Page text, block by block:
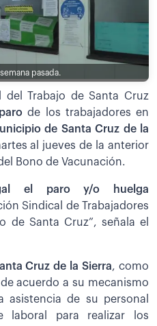
pasada.
del Trabajo de Santa Cruz
de los trabajadores en
de Santa Cruz de la
al jueves de la anterior
Bono de Vacunación.
el paro y/o huelga
Sindical de Trabajadores
de Santa Cruz”, señala el
Cruz de la Sierra, como
acuerdo a su mecanismo
asistencia de su personal
laboral para realizar los